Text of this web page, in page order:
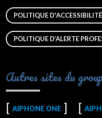
POLITIQUE D'ACCESSIBILITÉ
POLITIQUE D’ALERTE
Autres sites du
AIPHONE ONE